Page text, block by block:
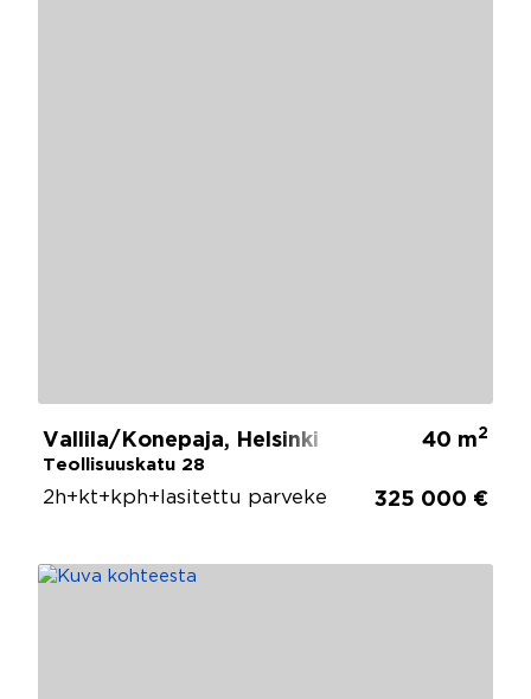
Vallila/Konepaja, Helsinki
Teollisuuskatu 28
40 m2
2h+kt+kph+lasitettu parveke 325 000 €